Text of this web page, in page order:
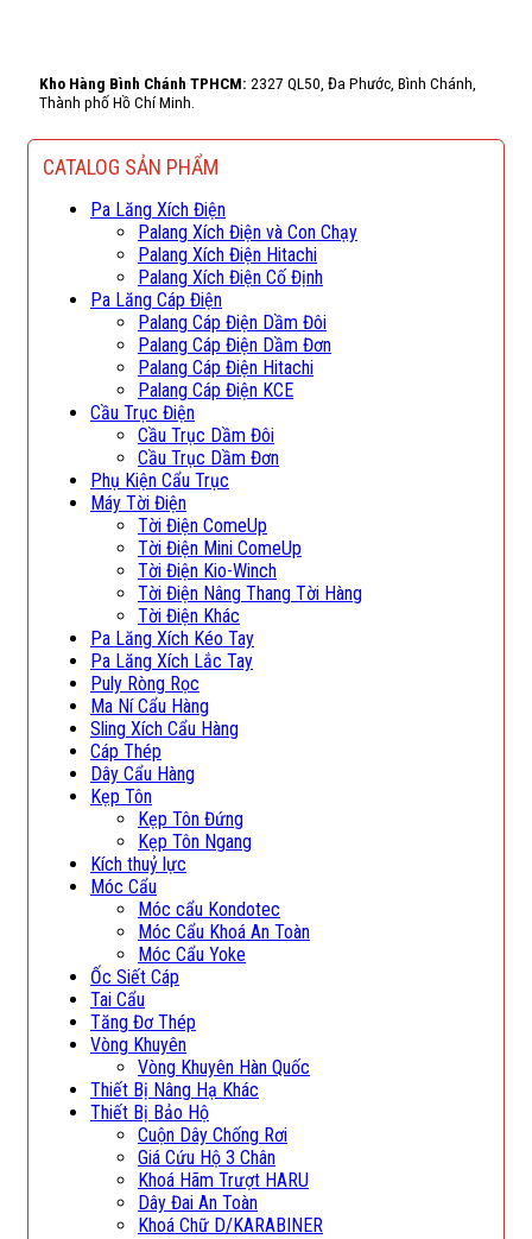
Kho Hàng Bình Chánh TPHCM: 2327 QL50, Đa Phước, Bình Chánh,
Thành phố Hồ Chí Minh.
CATALOG SẢN PHẨM
Pa Lăng Xích Điện
Palang Xích Điện và Con Chạy
Palang Xích Điện Hitachi
Palang Xích Điện Cố Định
Pa Lăng Cáp Điện
Palang Cáp Điện Dầm Đôi
Palang Cáp Điện Dầm Đơn
Palang Cáp Điện Hitachi
Palang Cáp Điện KCE
Cầu Trục Điện
Cầu Trục Dầm Đôi
Cầu Trục Dầm Đơn
Phụ Kiện Cẩu Trục
Máy Tời Điện
Tời Điện ComeUp
Tời Điện Mini ComeUp
Tời Điện Kio-Winch
Tời Điện Nâng Thang Tời Hàng
Tời Điện Khác
Pa Lăng Xích Kéo Tay
Pa Lăng Xích Lắc Tay
Puly Ròng Rọc
Ma Ní Cẩu Hàng
Sling Xích Cẩu Hàng
Cáp Thép
Dây Cẩu Hàng
Kẹp Tôn
Kẹp Tôn Đứng
Kẹp Tôn Ngang
Kích thuỷ lực
Móc Cẩu
Móc cẩu Kondotec
Móc Cẩu Khoá An Toàn
Móc Cẩu Yoke
Ốc Siết Cáp
Tai Cẩu
Tăng Đơ Thép
Vòng Khuyên
Vòng Khuyên Hàn Quốc
Thiết Bị Nâng Hạ Khác
Thiết Bị Bảo Hộ
Cuộn Dây Chống Rơi
Giá Cứu Hộ 3 Chân
Khoá Hãm Trượt HARU
Dây Đai An Toàn
Khoá Chữ D/KARABINER